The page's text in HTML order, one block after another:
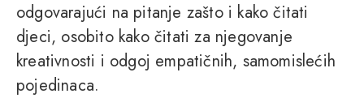
odgovarajući na pitanje zašto i kako čitati
djeci, osobito kako čitati za njegovanje
kreativnosti i odgoj empatičnih, samomislećih
pojedinaca.